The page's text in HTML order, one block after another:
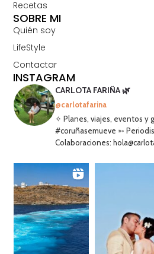
SOBRE MI
Quién soy
LifeStyle
Contactar
Recetas
INSTAGRAM
CARLOTA FARIÑA 🌿
@carlotafarina
✧ Planes, viajes, eventos y
#coruñasemueve ➳
Colaboraciones: